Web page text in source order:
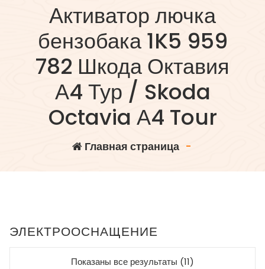
Активатор лючка
бензобака 1K5 959
782 Шкода Октавия
А4 Тур / Skoda
Octavia А4 Tour
Главная страница-
ЭЛЕКТРООСНАЩЕНИЕ
Показаны все результаты (11)